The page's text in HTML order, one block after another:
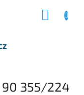
355/224